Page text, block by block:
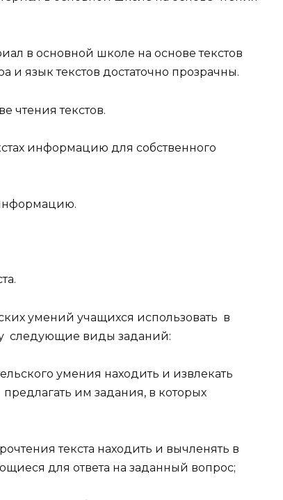
в основной школе на основе текстов
и язык текстов достаточно прозрачны.
чтения текстов.
информацию для собственного
умений учащихся использовать в
следующие виды заданий:
умения находить и извлекать
им задания, в которых
текста находить и вычленять в
для ответа на заданный вопрос;